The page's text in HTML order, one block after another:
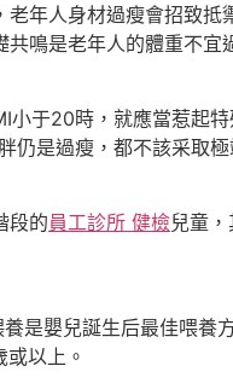
年人身材過瘦會招致
共鳴是老年人的體重不
于20時，就應當惹起特
仍是過瘦，都不該采取
段的員工診所 健檢兒童
嬰兒誕生后最佳喂養
以上。